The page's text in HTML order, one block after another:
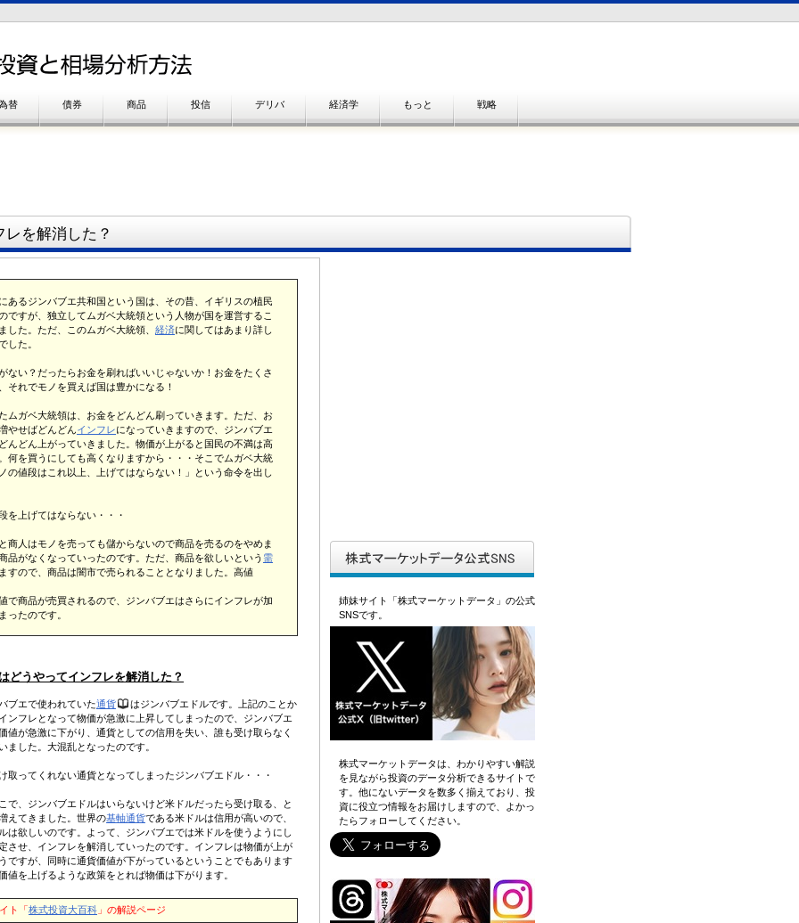
を解消した？
あるジンバブエ共和国という国は、その昔、イギリスの植民
ですが、独立してムガベ大統領という人物が国を運営するこ
した。ただ、このムガベ大統領、 経済に関してはあまり詳し
した。
ない？だったらお金を刷ればいいじゃないか！お金をたくさ
それでモノを買えば国は豊かになる！
ムガベ大統領は、お金をどんどん刷っていきます。ただ、お
やせばどんどんインフレになっていきますので、ジンバブエ
んどん上がっていきました。物価が上がると国民の不満は高
何を買うにしても高くなりますから・・・そこでムガベ大統
の値段はこれ以上、上げてはならない！」という命令を出し
を上げてはならない・・・
商人はモノを売っても儲からないので商品を売るのをやめま
品がなくなっていったのです。ただ、商品を欲しいという 需
すので、商品は闇市で売られることとなりました。高値
で商品が売買されるので、ジンバブエはさらにインフレが加
ったのです。
どうやってインフレを解消した？
ブエで使われていた通貨
はジンバブエドルです。上記のことか
ンフレとなって物価が急激に上昇してしまったので、ジンバブエ
値が急激に下がり、通貨としての信用を失い、誰も受け取らなく
ました。大混乱となったのです。
取ってくれない通貨となってしまったジンバブエドル・・・
で、ジンバブエドルはいらないけど米ドルだったら受け取る、と
えてきました。世界の基軸通貨である米ドルは信用が高いので、
は欲しいのです。よって、ジンバブエでは米ドルを使うようにし
させ、インフレを解消していったのです。インフレは物価が上が
ですが、同時に通貨価値が下がっているということでもあります
値を上げるような政策をとれば物価は下がります。
ト「株式投資大百科 」の解説ページ
姉妹サイト「株式マーケットデータ」の公式
SNSです。
株式マーケットデータは、わかりやすい解説
を見ながら投資のデータ分析できるサイトで
す。他にないデータを数多く揃えており、投
資に役立つ情報をお届けしますので、よかっ
たらフォローしてください。
替 債券 商品 投信 デリバ 経済学 もっと 戦略